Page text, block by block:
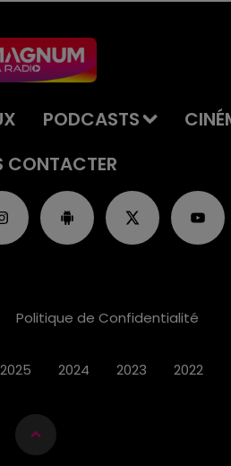
PODCASTS
CONTACTER
Politique de Confidentialité
2025 2024 2023 2022